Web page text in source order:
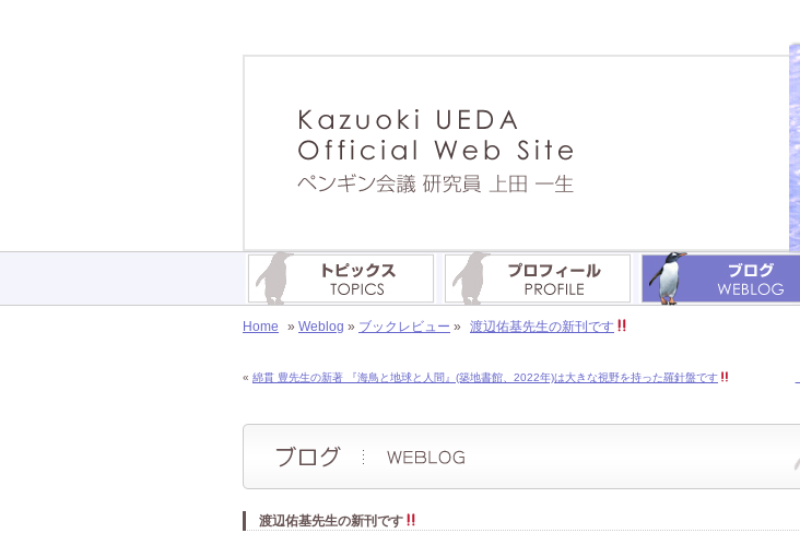
Home » Weblog » ブックレビュー » 渡辺佑基先生の新刊です
« 綿貫 豊先生の新著 『海鳥と地球と人間』(築地書館、2022年)は大きな視野を持った羅針盤です
渡辺佑基先生の新刊です